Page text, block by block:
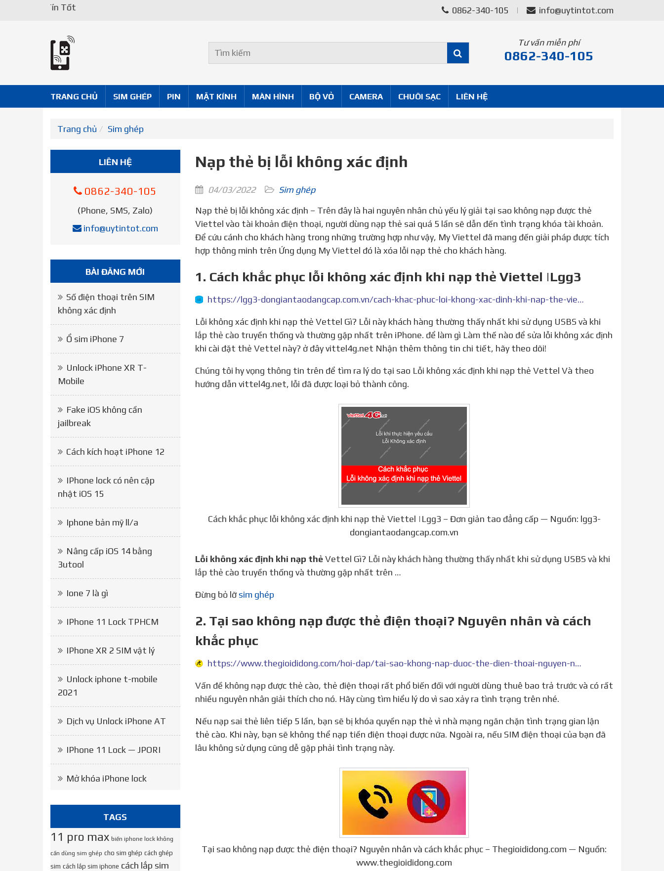
Uy Tín Tốt 0862-340-105 info@uytintot.com
Tư vấn miễn phí
0862-340-105
TRANG CHỦ SIM GHÉP PIN MẶT KÍNH MÀN HÌNH BỘ VỎ CAMERA CHUÔI SẠC LIÊN HỆ
Trang chủ Sim ghép
Nạp thẻ bị lỗi không xác định
04/03/2022
Sim ghép
Nạp thẻ bị lỗi không xác định – Trên đây là hai nguyên nhân chủ yếu lý giải tại sao không nạp được thẻ
Viettel vào tài khoản điện thoại, người dùng nạp thẻ sai quá 5 lần sẽ dẫn đến tình trạng khóa tài khoản.
Để cứu cánh cho khách hàng trong những trường hợp như vậy, My Viettel đã mang đến giải pháp được tích
hợp thông minh trên Ứng dụng My Viettel đó là xóa lỗi nạp thẻ cho khách hàng.
1. Cách khắc phục lỗi không xác định khi nạp thẻ Viettel |Lgg3
https://lgg3-dongiantaodangcap.com.vn/cach-khac-phuc-loi-khong-xac-dinh-khi-nap-the-viettel-lgg3/
Lỗi không xác định khi nạp thẻ Vettel Gì? Lỗi này khách hàng thường thấy nhất khi sử dụng USBS và khi
lắp thẻ cào truyền thống và thường gặp nhất trên iPhone. để làm gì Làm thế nào để sửa lỗi không xác định
khi cài đặt thẻ Vettel này? ở đây vittel4g.net Nhận thêm thông tin chi tiết, hãy theo dõi!
Chúng tôi hy vọng thông tin trên để tìm ra lý do tại sao Lỗi không xác định khi nạp thẻ Vettel Và theo
hướng dẫn vittel4g.net, lỗi đã được loại bỏ thành công.
Cách khắc phục lỗi không xác định khi nạp thẻ Viettel |Lgg3 – Đơn giản tao đẳng cấp — Nguồn: lgg3-
dongiantaodangcap.com.vn
Lỗi không xác định khi nạp thẻVettel Gì? Lỗi này khách hàng thường thấy nhất khi sử dụng USBS và khi
lắp thẻ cào truyền thống và thường gặp nhất trên …
Đừng bỏ lỡsim ghép
2. Tại sao không nạp được thẻ điện thoại? Nguyên nhân và cách
khắc phục
https://www.thegioididong.com/hoi-dap/tai-sao-khong-nap-duoc-the-dien-thoai-nguyen-nhan-va-cach-1355246
Vấn đề không nạp được thẻ cào, thẻ điện thoại rất phổ biến đối với người dùng thuê bao trả trước và có rất
nhiều nguyên nhân giải thích cho nó. Hãy cùng tìm hiểu lý do vì sao xảy ra tình trạng trên nhé.
Nếu nạp sai thẻ liên tiếp 5 lần, bạn sẽ bị khóa quyền nạp thẻ vì nhà mạng ngăn chặn tình trạng gian lận
thẻ cào. Khi này, bạn sẽ không thể nạp tiền điện thoại được nữa. Ngoài ra, nếu SIM điện thoại của bạn đã
lâu không sử dụng cũng dễ gặp phải tình trạng này.
Tại sao không nạp được thẻ điện thoại? Nguyên nhân và cách khắc phục – Thegioididong.com — Nguồn:
www.thegioididong.com
LIÊN HỆ
0862-340-105
(Phone, SMS, Zalo)
info@uytintot.com
BÀI ĐĂNG MỚI
Số điện thoại trên SIM
không xác định
Ổ sim iPhone 7
Unlock iPhone XR T-
Mobile
Fake iOS không cần
jailbreak
Cách kích hoạt iPhone 12
IPhone lock có nên cập
nhật iOS 15
Iphone bản mỹ ll/a
Nâng cấp iOS 14 bằng
3utool
Ione 7 là gì
IPhone 11 Lock TPHCM
IPhone XR 2 SIM vật lý
Unlock iphone t-mobile
2021
Dịch vụ Unlock iPhone AT
IPhone 11 Lock — JPORI
Mở khóa iPhone lock
TAGS
11 pro max biến iphone lock không
cần dùng sim ghép cho sim ghép cách ghép
sim cách lắp sim iphone cách lắp sim